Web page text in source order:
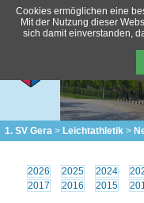
1. SV Gera Leichtathletik
2026 2025 2024
2017
2016 2015
Cookies ermöglichen eine
Mit der Nutzung dieser
sich damit einverstanden,